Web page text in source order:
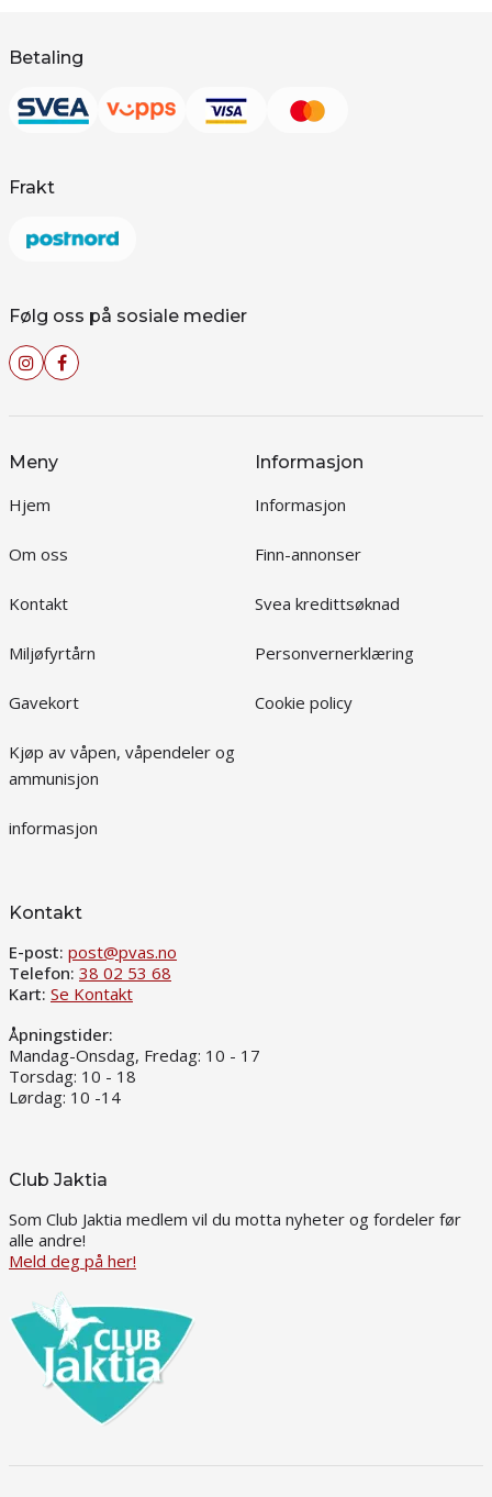
Betaling
Frakt
Følg oss på sosiale medier
Meny
Hjem
Om oss
Kontakt
Miljøfyrtårn
Gavekort
Kjøp av våpen, våpendeler og
ammunisjon
informasjon
Informasjon
Informasjon
Finn-annonser
Svea kredittsøknad
Personvernerklæring
Cookie policy
Kontakt
E-post: post@pvas.no
Telefon: 38 02 53 68
Kart: Se Kontakt
Åpningstider:
Mandag-Onsdag, Fredag: 10 - 17
Torsdag: 10 - 18
Lørdag: 10 -14
Club Jaktia
Som Club Jaktia medlem vil du motta nyheter og fordeler før
alle andre!
Meld deg på her!